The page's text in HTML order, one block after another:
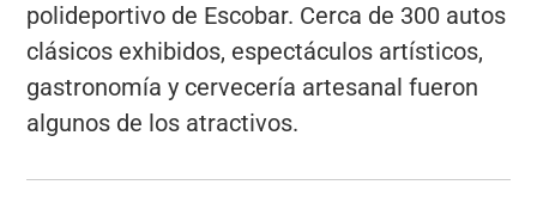
polideportivo de Escobar. Cerca de 300 autos
clásicos exhibidos, espectáculos artísticos,
gastronomía y cervecería artesanal fueron
algunos de los atractivos.